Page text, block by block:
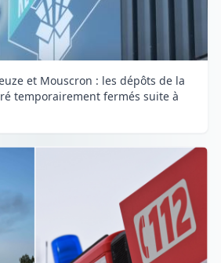
et Mouscron : les dépôts de la
temporairement fermés suite à